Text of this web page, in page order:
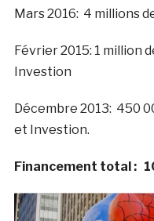
Mars 2016: 4 millions
Février 2015: 1 million
Investion
Décembre 2013: 450
et Investion.
Financement total :